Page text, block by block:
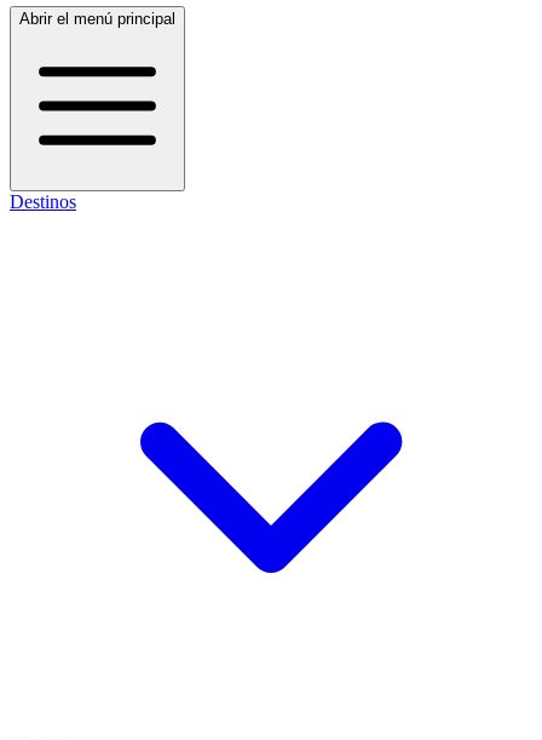
Abrir el menú principal
Destinos